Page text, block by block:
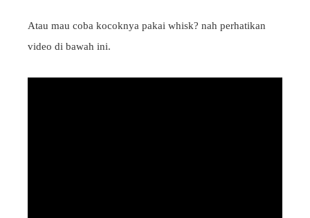
Atau mau coba kocoknya pakai whisk? nah perhatikan
video di bawah ini.